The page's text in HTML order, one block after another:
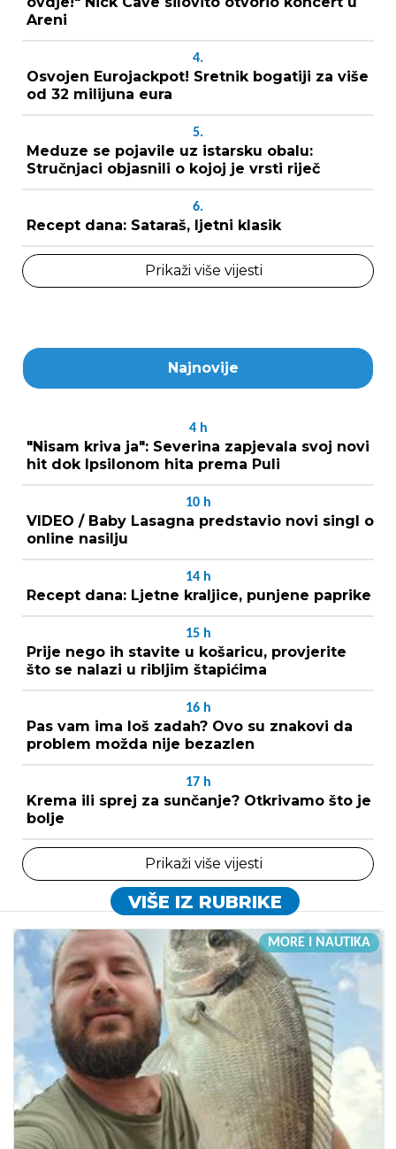
Areni
4.
Osvojen Eurojackpot! Sretnik bogatiji za više
od 32 milijuna eura
5.
Meduze se pojavile uz istarsku obalu:
Stručnjaci objasnili o kojoj je vrsti riječ
6.
Recept dana: Sataraš, ljetni klasik
Prikaži više vijesti
Najnovije
4 h
"Nisam kriva ja": Severina zapjevala svoj novi
hit dok Ipsilonom hita prema Puli
10 h
VIDEO / Baby Lasagna predstavio novi singl o
online nasilju
14 h
Recept dana: Ljetne kraljice, punjene paprike
15 h
Prije nego ih stavite u košaricu, provjerite
što se nalazi u ribljim štapićima
16 h
Pas vam ima loš zadah? Ovo su znakovi da
problem možda nije bezazlen
17 h
Krema ili sprej za sunčanje? Otkrivamo što je
bolje
Prikaži više vijesti
VIŠE IZ RUBRIKE
MORE I NAUTIKA